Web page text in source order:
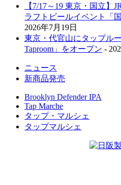
【7/17～19 東京・国立】
ラフトビールイベント「
2026年7月19日
東京・代官山にタップル
Taproom」をオープン -
ニュース
新商品発売
Brooklyn Defender IPA
Tap Marche
タップ・マルシェ
タップマルシェ